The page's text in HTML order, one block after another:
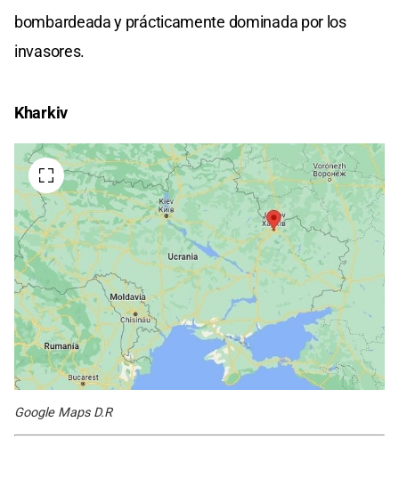
bombardeada y prácticamente dominada por los
invasores.
Kharkiv
Google Maps D.R